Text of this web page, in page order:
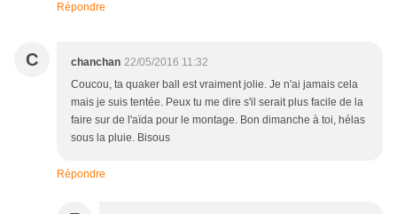
Répondre
C chanchan 22/05/2016 11:32
Coucou, ta quaker ball est vraiment jolie. Je n'ai jamais cela
mais je suis tentée. Peux tu me dire s'il serait plus facile de la
faire sur de l'aïda pour le montage. Bon dimanche à toi, hélas
sous la pluie. Bisous
Répondre